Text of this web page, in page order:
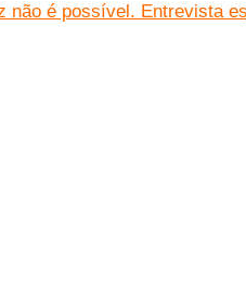
não é possível. Entrevista